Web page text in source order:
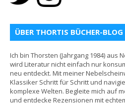
ÜBER THORTIS BÜCHER-BLOG
Ich bin Thorsten (Jahrgang 1984) aus
wird Literatur nicht einfach nur
neu entdeckt. Mit meiner
Klassiker Schritt für Schritt und
komplexe Welten. Begleite mich auf
und entdecke Rezensionen mit